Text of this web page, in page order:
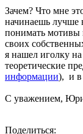
Зачем? Что мне
начинаешь лучше
понимать мотивы
своих
я нашел иголку
теоретические
информации), и в
С уважением,
Поделиться: